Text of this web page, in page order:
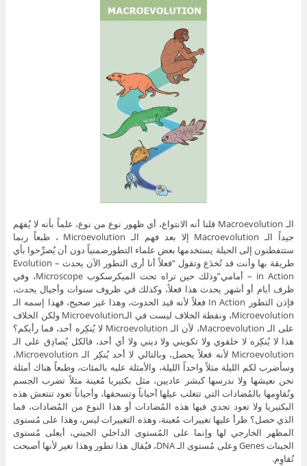
الـ Macroevolution قلنا أنه الانتواع، أي ظهور نوع من نوع، علماً بأنه لا يُفهَم
جيداً الـ Macroevolution إلا بعد فهم الـ Microevolution ، طبعاً ربما
ستتفطنون إلى الحيلة يستخدمها بعض علماء التطورضمنياً دون أن يُصرِّحوا بأي
طريقة بها وأنت قد تُخدَع وتقول “فعلاً أنا أرى التطور الآن يحدث – Evolution
in Action – أمامي”وذلك حين تراه تحت الميكرسكوب Microscope، وفي
ظرف أيام أو أشهر يحدث هذا فعلاً، وكذلك في ظروف سنوات وأجيال يحدث،
فإذن التطور In Action فعلاً لأنه قيد الحدوث، وهذا غير صحيح، فهذا إسمه الـ
Microevolution، ونقطة الخلاف ليست في الـMicroevolution ولكن الخلاف
على الـ Macroevolution، لأن الـ Microevolution لا يُنكِره أحد، فما رأيكم؟
هذا لا يُنكِره لا خلقوي ولا تكويني ولا ديني ولا أي أحد، فالكل يُصادِق على الـ
Microevolution لأنه فعلاً يحصل، وبالتالي لا أحد يُنكِر الـ Microevolution،
وسأضرب لكم الليلة مثلاً واحداً الليلة، والأمثلة عليه بالمئات، وطبعاً هناك أمثلة
نحن نعيشها ولا ندرسها كبشر عاديين، مثل بكتيريا مُعينة مثلاً تضرب الجسم
ونُقاوِمها بالمُضادات التي تتغلب عيلها أحياناً وتسحقها، وأحياناً تعود تنتعش هذه
البكتيريا ولا تعود تجدي فيها هذه المُضادات أو هذا النوع من المُضادات، فما
الذي حصل؟ طرأ عليها تغييرات مُعينة، وهذه التغييرات ليس، وهذا على مُستوى
المظهر الخارجي لها وإنما على المُستوى الداخلي الجيني، أيعلى مُستوى
الجينات Genes وعلى مُستوى الـ DNA، فيُقال هذا تطور وهذا تغير لأنها أصبحت
تُقاوِم.